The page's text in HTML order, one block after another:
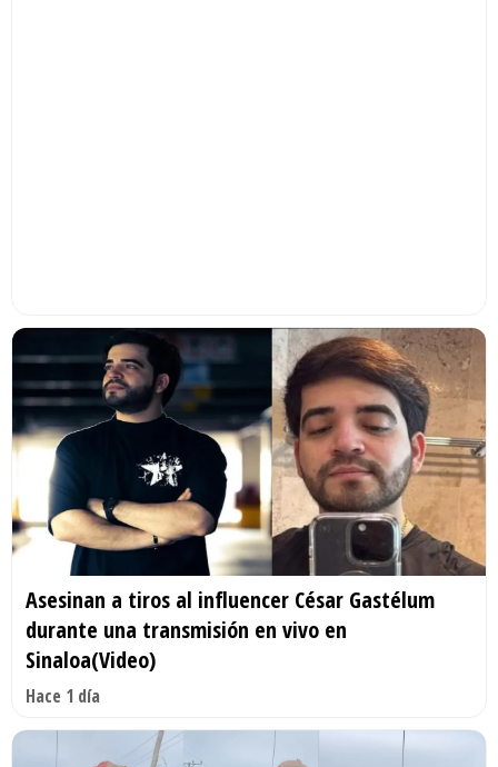
Asesinan a tiros al influencer César Gastélum
durante una transmisión en vivo en
Sinaloa(Video)
Hace 1 día